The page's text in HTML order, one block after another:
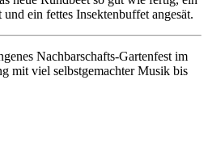
ein fettes Insektenbuffet angesät.
Nachbarschafts-Gartenfest im
mit viel selbstgemachter Musik bis